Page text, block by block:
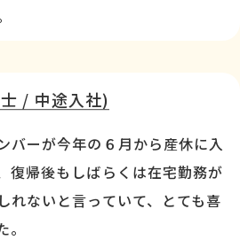
/ 中途入社)
バーが今年の６月から産休に入
復帰後もしばらくは在宅勤務が
れないと言っていて、とても喜